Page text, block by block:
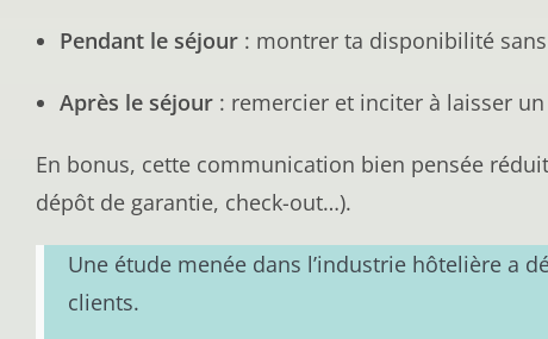
Pendant le séjour : montrer ta disponibilité
Après le séjour : remercier et inciter à laisser un
En bonus, cette communication bien pensée
dépôt de garantie, check-out…).
Une étude menée dans l’industrie hôtelière a
clients.